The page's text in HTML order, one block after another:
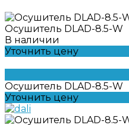
Осушитель DLAD-8.5-W
В наличии
Уточнить цену
Осушитель DLAD-8.5-W
Уточнить цену